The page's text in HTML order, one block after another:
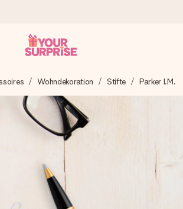
Geschenk sorgfältig vor und schicken es
du es genau zum richtigen Zeitpunkt
wenn es am meisten zählt.
auf +15.000 Bewertungen)
begeistern. Kunden bewerten uns mit
(Gesamtergebnis aller Länder, in
Wohndekoration Stifte Parker I.M.